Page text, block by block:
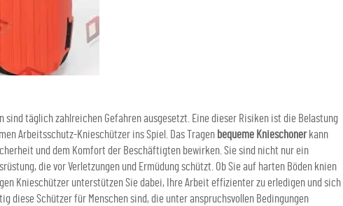
täglich zahlreichen Gefahren ausgesetzt. Eine dieser Risiken ist die Belastung
Arbeitsschutz-Knieschützer ins Spiel. Das Tragen bequeme Knieschoner kann
und dem Komfort der Beschäftigten bewirken. Sie sind nicht nur ein
die vor Verletzungen und Ermüdung schützt. Ob Sie auf harten Böden knien
Knieschützer unterstützen Sie dabei, Ihre Arbeit effizienter zu erledigen und sich
diese Schützer für Menschen sind, die unter anspruchsvollen Bedingungen